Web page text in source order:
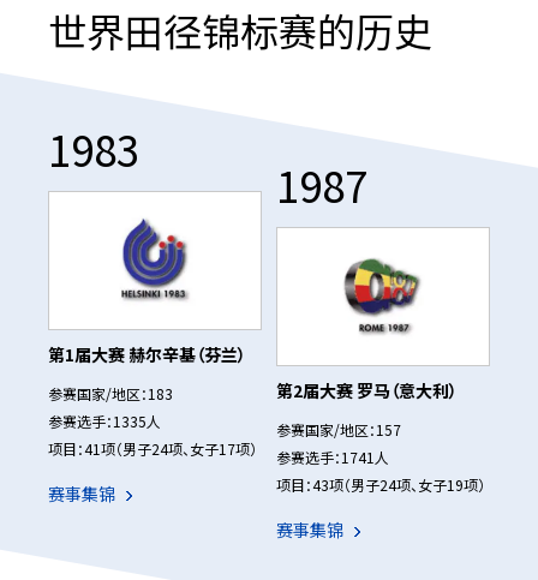
世界田径锦标赛的历史
1983
第1届大赛 赫尔辛基（芬兰）
参赛国家/地区：183
参赛选手：1335人
项目：41项（男子24项、女子17项）
赛事集锦
1987
第2届大赛 罗马（意大利）
参赛国家/地区：157
参赛选手：1741人
项目：43项（男子24项、女子19项）
赛事集锦